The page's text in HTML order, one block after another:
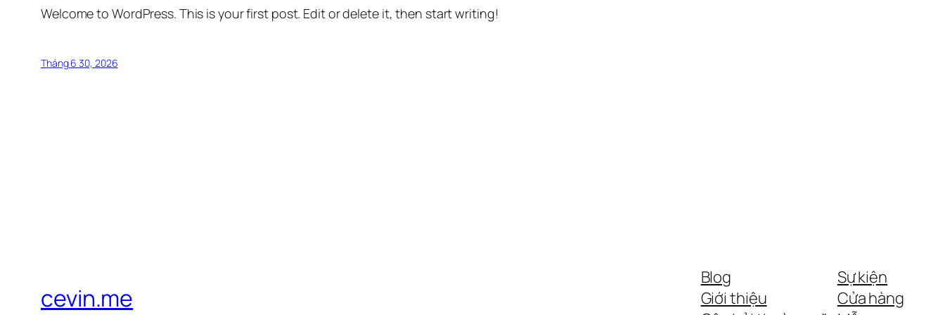
Welcome to WordPress. This is your first post. Edit or delete it, then start writing!
Tháng 6 30, 2026
cevin.me
Blog
Giới thiệu
Sự kiện
Cửa hàng